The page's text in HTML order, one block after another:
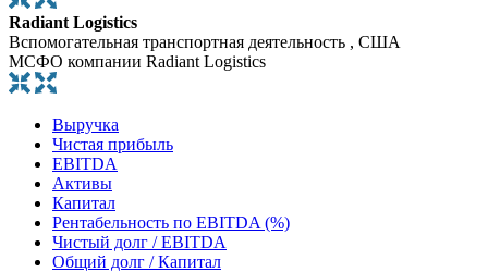
Radiant Logistics
Вспомогательная транспортная деятельность , США
МСФО компании Radiant Logistics
Выручка
Чистая прибыль
EBITDA
Активы
Капитал
Рентабельность по EBITDA (%)
Чистый долг / EBITDA
Общий долг / Капитал